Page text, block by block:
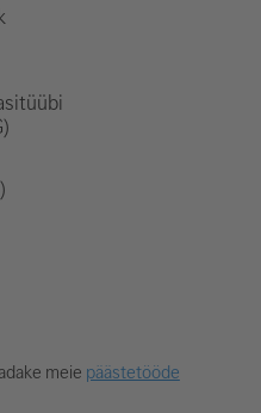
meie päästetööde